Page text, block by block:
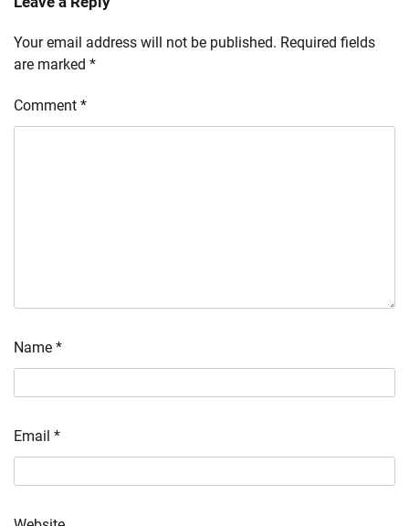
Your email address will not be published. Required fields
are marked *
Comment *
Name *
Email *